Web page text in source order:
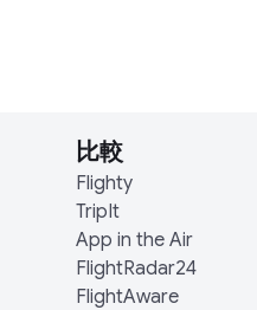
比較
Flighty
TripIt
App in the Air
FlightRadar24
FlightAware